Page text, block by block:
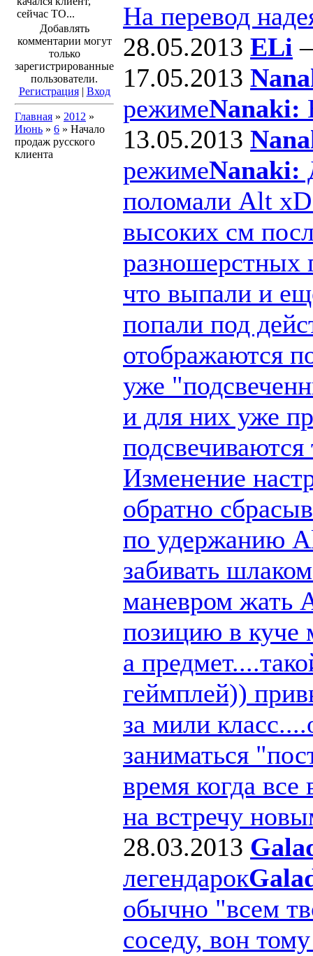
сейчас ТО...
Добавлять
комментарии могут
только
зарегистрированные
пользователи.
Регистрация| Вход
Главная » 2012 »
Июнь » 6 » Начало
продаж русского
клиента
На перевод
28.05.2013 ELi
17.05.2013
режимеNanaki:
13.05.2013
режимеNanaki:
поломали Alt
высоких см
разношерстных
что выпали и
попали под
отображаются
уже
и для них уже
Изменение
обратно
по удержанию
забивать
маневром жать
позицию в куче
а
геймплей))
за мили
заниматься
время когда
на встречу
28.03.2013
легендарок
обычно "всем
соседу, вон